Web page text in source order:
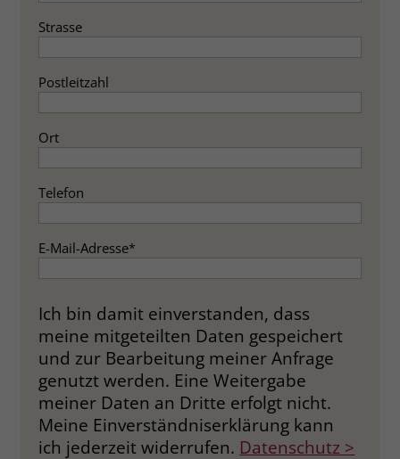
Strasse
Postleitzahl
Ort
Telefon
E-Mail-Adresse*
Ich bin damit einverstanden, dass
meine mitgeteilten Daten gespeichert
und zur Bearbeitung meiner Anfrage
genutzt werden. Eine Weitergabe
meiner Daten an Dritte erfolgt nicht.
Meine Einverständniserklärung kann
ich jederzeit widerrufen. Datenschutz >